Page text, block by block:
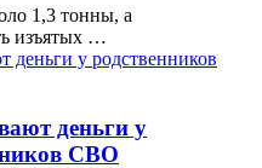
1,3 тонны, а
изъятых …
деньги у
СВО